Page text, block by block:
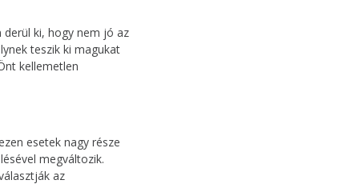
derül ki, hogy nem jó az
teszik ki magukat
kellemetlen
esetek nagy része
megváltozik.
az